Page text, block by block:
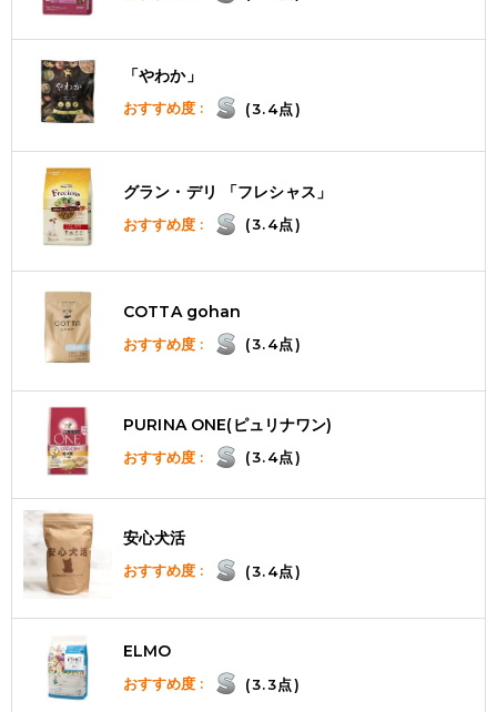
「やわか」
おすすめ度 : (3.4点)
グラン・デリ 「フレシャス」
おすすめ度 : (3.4点)
COTTA gohan
おすすめ度 : (3.4点)
PURINA ONE(ピュリナワン)
おすすめ度 : (3.4点)
安心犬活
おすすめ度 : (3.4点)
ELMO
おすすめ度 : (3.3点)